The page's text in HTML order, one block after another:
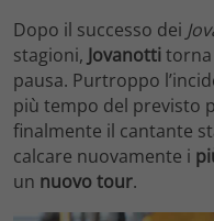
Dopo il successo dei
stagioni, Jovanotti
pausa. Purtroppo
più tempo del previsto
finalmente il cantante
calcare nuovamente i
un nuovo tour.